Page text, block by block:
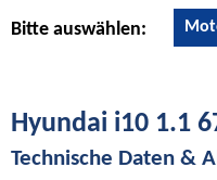
Bitte auswählen:
Hyundai i10 1.1
Technische Daten &